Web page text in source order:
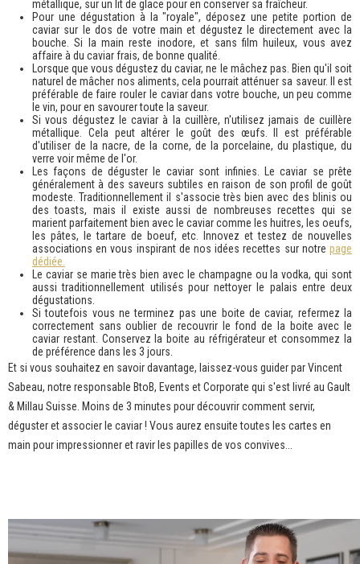
métallique, sur un lit de glace pour en conserver sa fraîcheur.
Pour une dégustation à la "royale", déposez une petite portion de
caviar sur le dos de votre main et dégustez le directement avec la
bouche. Si la main reste inodore, et sans film huileux, vous avez
affaire à du caviar frais, de bonne qualité.
Lorsque que vous dégustez du caviar, ne le mâchez pas. Bien qu'il soit
naturel de mâcher nos aliments, cela pourrait atténuer sa saveur. Il est
préférable de faire rouler le caviar dans votre bouche, un peu comme
le vin, pour en savourer toute la saveur.
Si vous dégustez le caviar à la cuillère, n'utilisez jamais de cuillère
métallique. Cela peut altérer le goût des œufs. Il est préférable
d'utiliser de la nacre, de la corne, de la porcelaine, du plastique, du
verre voir même de l'or.
Les façons de déguster le caviar sont infinies. Le caviar se prête
généralement à des saveurs subtiles en raison de son profil de goût
modeste. Traditionnellement il s'associe très bien avec des blinis ou
des toasts, mais il existe aussi de nombreuses recettes qui se
marient parfaitement bien avec le caviar comme les huitres, les oeufs,
les pâtes, le tartare de boeuf, etc. Innovez et testez de nouvelles
associations en vous inspirant de nos idées recettes sur notre page
dédiée
Le caviar se marie très bien avec le champagne ou la vodka, qui sont
aussi traditionnellement utilisés pour nettoyer le palais entre deux
dégustations.
Si toutefois vous ne terminez pas une boite de caviar, refermez la
correctement sans oublier de recouvrir le fond de la boite avec le
caviar restant. Conservez la boite au réfrigérateur et consommez la
de préférence dans les 3 jours.
Et si vous souhaitez en savoir davantage, laissez-vous guider par Vincent
Sabeau, notre responsable BtoB, Events et Corporate qui s'est livré au Gault
& Millau Suisse. Moins de 3 minutes pour découvrir comment servir,
déguster et associer le caviar ! Vous aurez ensuite toutes les cartes en
main pour impressionner et ravir les papilles de vos convives...